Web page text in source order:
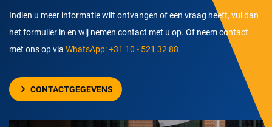
Indien u meer informatie wilt ontvangen of een vraag heeft, vul dan
het formulier in en wij nemen contact met u op. Of neem contact
met ons op via WhatsApp: +31 10 - 521 32 88
CONTACTGEGEVENS